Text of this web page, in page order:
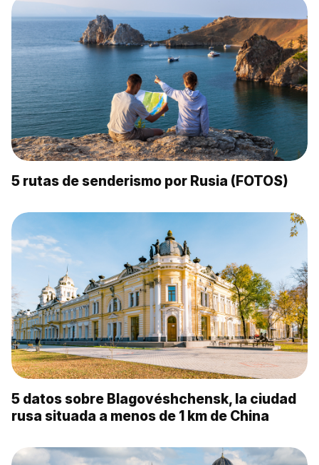
5 rutas de senderismo por Rusia (FOTOS)
5 datos sobre Blagovéshchensk, la ciudad
rusa situada a menos de 1 km de China